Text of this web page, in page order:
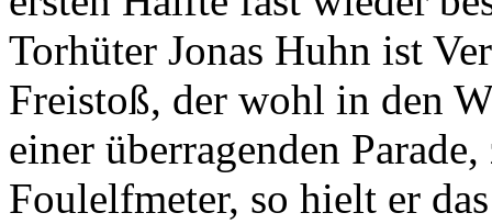
Torhüter Jonas Huhn ist
Freistoß, der wohl in den
einer überragenden
Foulelfmeter, so hielt er